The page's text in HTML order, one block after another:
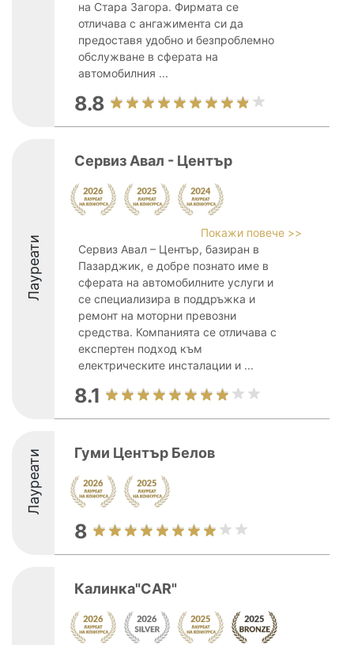
на Стара Загора. Фирмата се
отличава с ангажимента си да
предоставя удобно и безпроблемно
обслужване в сферата на
автомобилния ...
8.8
Лауреати
Сервиз Авал - Център
Покажи повече >>
Сервиз Авал – Център, базиран в
Пазарджик, е добре познато име в
сферата на автомобилните услуги и
се специализира в поддръжка и
ремонт на моторни превозни
средства. Компанията се отличава с
експертен подход към
електрическите инсталации и ...
8.1
Лауреати Гуми Център Белов
8
Калинка"СAR"